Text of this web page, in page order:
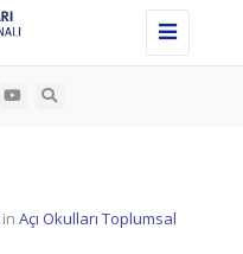
Toggle
navigation
in Açı Okulları Toplumsal